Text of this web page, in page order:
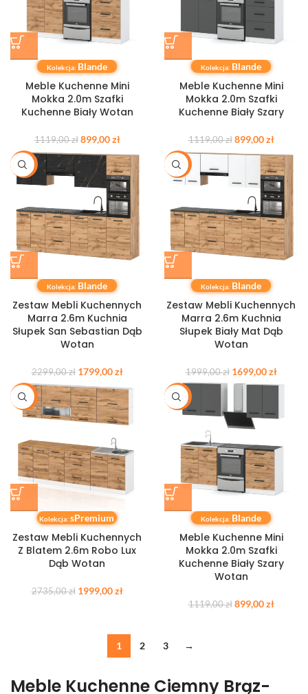
Kolekcja: Blande
Meble Kuchenne Mini
Mokka 2.0m Szafki
Kuchenne Biały Wotan
1119,00zł 899,00zł
Kolekcja: Blande
Meble Kuchenne Mini
Mokka 2.0m Szafki
Kuchenne Biały Szary
1119,00zł 899,00zł
-22%
Kolekcja: Blande
Zestaw Mebli Kuchennych
Marra 2.6m Kuchnia
Słupek San Sebastian Dąb
Wotan
2299,00zł 1799,00zł
-15%
Kolekcja: Blande
Zestaw Mebli Kuchennych
Marra 2.6m Kuchnia
Słupek Biały Mat Dąb
Wotan
1999,00zł 1699,00zł
-27%
Kolekcja:sPremium
Zestaw Mebli Kuchennych
Z Blatem 2.6m Robo Lux
Dąb Wotan
2735,00zł 1999,00zł
-20%
Kolekcja: Blande
Meble Kuchenne Mini
Mokka 2.0m Szafki
Kuchenne Biały Szary
Wotan
1119,00zł 899,00zł
1 2 3 →
Meble Kuchenne Ciemny Brąz-